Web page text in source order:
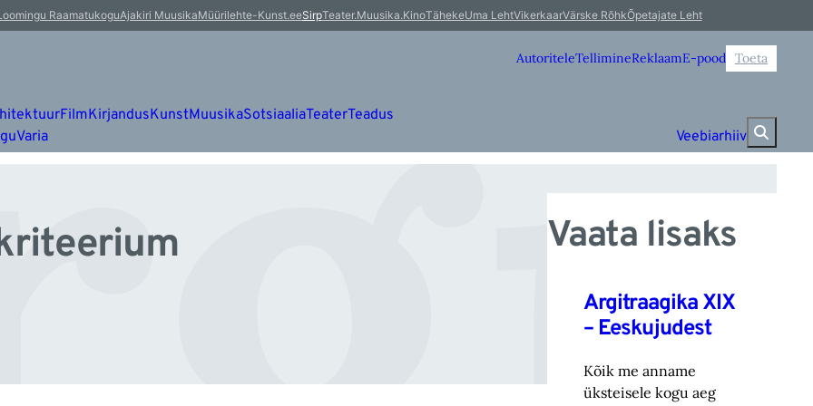
RaamatukoguAjakiri MuusikaMüürilehte-Kunst.eeSirpTeater.Muusika.KinoTähekeUma LehtVikerkaarVärske RõhkÕpetajate Leht
AutoriteleTellimineReklaamE-pood Toeta
FilmKirjandusKunstMuusikaSotsiaaliaTeaterTeadus
Varia Veebiarhiiv
Vaata lisaks
Argitraagika XIX
– Eeskujudest
Kõik me anname
üksteisele kogu aeg